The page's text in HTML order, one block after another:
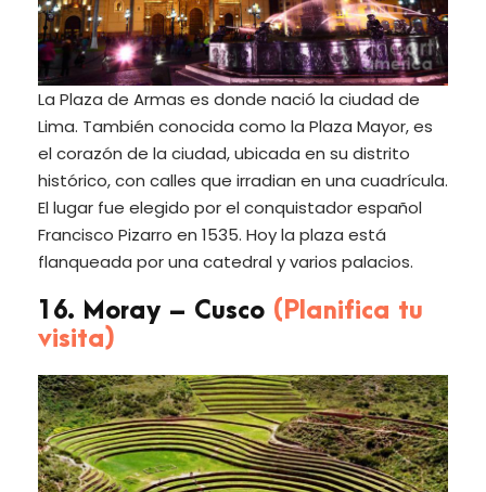
La Plaza de Armas es donde nació la ciudad de
Lima. También conocida como la Plaza Mayor, es
el corazón de la ciudad, ubicada en su distrito
histórico, con calles que irradian en una cuadrícula.
El lugar fue elegido por el conquistador español
Francisco Pizarro en 1535. Hoy la plaza está
flanqueada por una catedral y varios palacios.
16. Moray – Cusco (Planifica tu
visita)